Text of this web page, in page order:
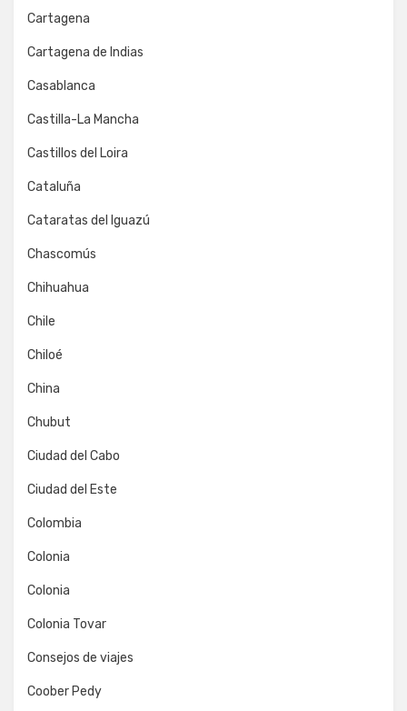
Cartagena
Cartagena de Indias
Casablanca
Castilla-La Mancha
Castillos del Loira
Cataluña
Cataratas del Iguazú
Chascomús
Chihuahua
Chile
Chiloé
China
Chubut
Ciudad del Cabo
Ciudad del Este
Colombia
Colonia
Colonia
Colonia Tovar
Consejos de viajes
Coober Pedy